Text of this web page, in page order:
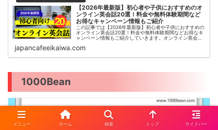
【2026年最新版】初心者や子供におすすめのオ
ンライン英会話20選！料金や無料体験期間など
お得なキャンペーン情報もご紹介
この記事では【2026年最新版】初心者や子供におすすめの
オンライン英会話20選！料金や無料体験期間などお得なキ
ャンペーン情報もご紹介していきます。オンライン英会話
学習ができるサービスです。...
japancafeeikaiwa.com
1000Bean
メニュー ホーム 検索 トップ サイドバー